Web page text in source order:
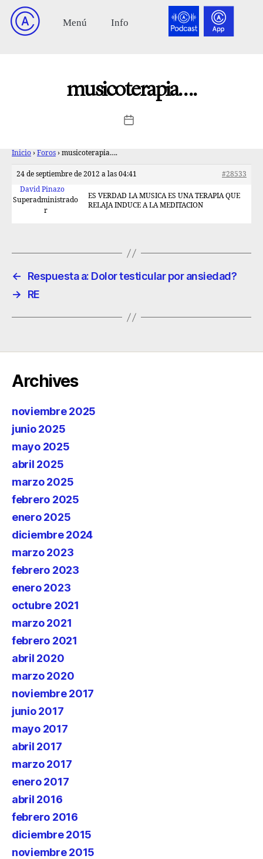
musicoterapia….
Inicio › Foros › musicoterapia….
24 de septiembre de 2012 a las 04:41
#28533
David Pinazo
Superadministrado
r
ES VERDAD LA MUSICA ES UNA TERAPIA QUE
RELAJA INDUCE A LA MEDITACION
←
Respuesta a: Dolor testicular por ansiedad?
→
RE
Archives
noviembre 2025
junio 2025
mayo 2025
abril 2025
marzo 2025
febrero 2025
enero 2025
diciembre 2024
marzo 2023
febrero 2023
enero 2023
octubre 2021
marzo 2021
febrero 2021
abril 2020
marzo 2020
noviembre 2017
junio 2017
mayo 2017
abril 2017
marzo 2017
enero 2017
abril 2016
febrero 2016
diciembre 2015
noviembre 2015